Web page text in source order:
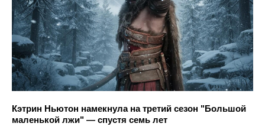
Кэтрин Ньютон намекнула на третий сезон "Большой
маленькой лжи" — спустя семь лет